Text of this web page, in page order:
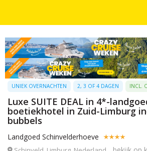
UNIEK OVERNACHTEN 2, 3 OF 4 DAGEN INCL.
Luxe SUITE DEAL in 4*-
boetiekhotel in Zuid-Limburg
bubbels
Landgoed Schinvelderhoeve